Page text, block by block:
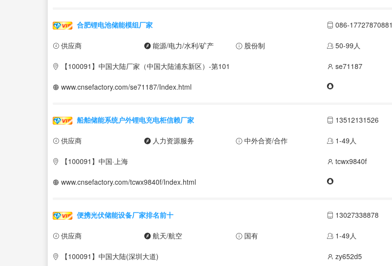
合肥锂电池储能模组厂家 086-17727870881
供应商 能源/电力/水利/矿产 股份制 50-99人
【100091】中国大陆厂家（中国大陆浦东新区）-第101 se71187
www.cnsefactory.com/se71187/Index.html
船舶储能系统户外锂电充电柜信赖厂家 13512131526
供应商 人力资源服务 中外合资/合作 1-49人
【100091】中国·上海 tcwx9840f
www.cnsefactory.com/tcwx9840f/Index.html
便携光伏储能设备厂家排名前十 13027338878
供应商 航天/航空 国有 1-49人
【100091】中国大陆(深圳大道) zy652d5